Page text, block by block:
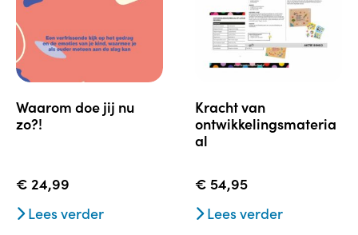
waarom doe jij nu
zo?!
€ 24,99
Lees verder
kracht van
ontwikkelingsmateria
al
€ 54,95
Lees verder